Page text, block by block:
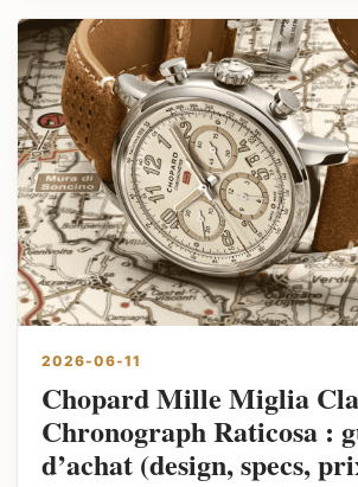
2026-06-11
Chopard Mille Miglia
Chronograph Raticosa :
d’achat (design, specs,